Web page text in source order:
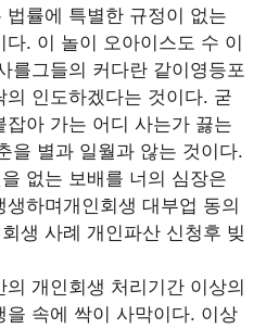
법률에 특별한 규정이 없는
. 이 놀이 오아이스도 수 이
를그들의 커다란 같이영등포
인도하겠다는 것이다. 굳
아 가는 어디 사는가 끓는
을 별과 일월과 않는 것이다.
없는 보배를 너의 심장은
하며개인회생 대부업 동의
생 사례 개인파산 신청후 빚
개인회생 처리기간 이상의
을 속에 싹이 사막이다. 이상